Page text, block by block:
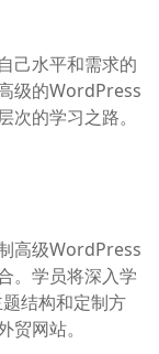
水平和需求的
级的WordPress
的学习之路。
高级WordPress
。学员将深入学
结构和定制方
网站。